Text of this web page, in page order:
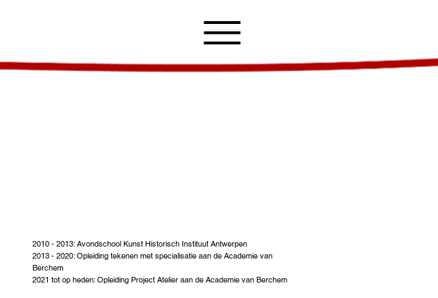
2010 - 2013: Avondschool Kunst Historisch Instituut Antwerpen
2013 - 2020: Opleiding tekenen met specialisatie aan de Academie van
Berchem
2021 tot op heden: Opleiding Project Atelier aan de Academie van Berchem